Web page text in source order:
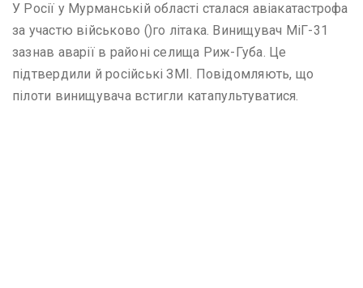
У Росії у Мурманській області сталася авіакатастрофа
за участю військово ()го літака. Винищувач МіГ-31
зазнав аварії в районі селища Риж-Губа. Це
підтвердили й російські ЗМІ. Повідомляють, що
пілоти винищувача встигли катапультуватися.